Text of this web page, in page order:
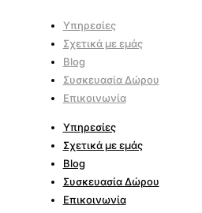
Υπηρεσίες
Σχετικά με εμάς
Blog
Συσκευασία Δώρου
Επικοινωνία
Υπηρεσίες
Σχετικά με εμάς
Blog
Συσκευασία Δώρου
Επικοινωνία